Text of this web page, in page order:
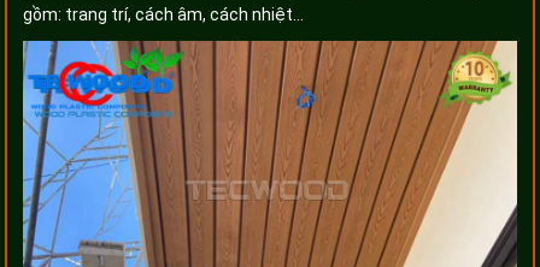
gồm: trang trí, cách âm, cách nhiệt…